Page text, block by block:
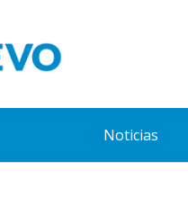
Noticias